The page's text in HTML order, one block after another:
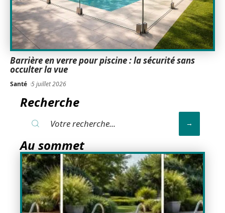
Barrière en verre pour piscine : la sécurité sans
occulter la vue
Santé 5 juillet 2026
Recherche
Au sommet